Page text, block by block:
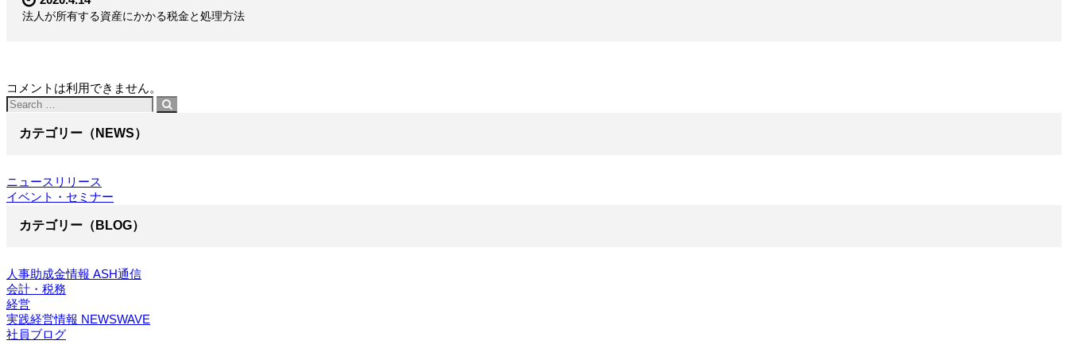
法人が所有する資産にかかる税金と処理方法
コメントは利用できません。
カテゴリー（NEWS）
ニュースリリース
イベント・セミナー
カテゴリー（BLOG）
人事助成金情報 ASH通信
会計・税務
経営
実践経営情報 NEWSWAVE
社員ブログ